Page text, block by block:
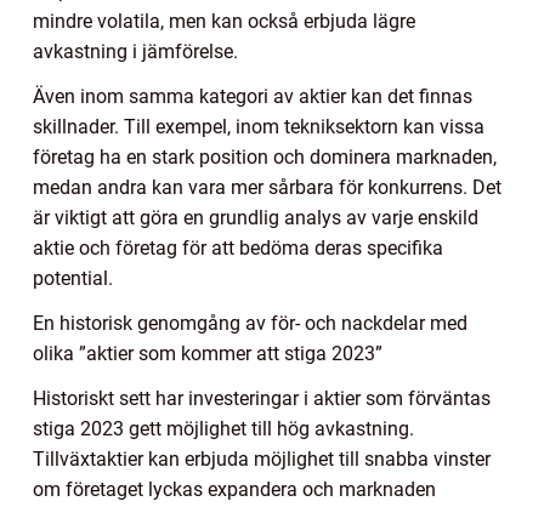
mindre volatila, men kan också erbjuda lägre
avkastning i jämförelse.
Även inom samma kategori av aktier kan det finnas
skillnader. Till exempel, inom tekniksektorn kan vissa
företag ha en stark position och dominera marknaden,
medan andra kan vara mer sårbara för konkurrens. Det
är viktigt att göra en grundlig analys av varje enskild
aktie och företag för att bedöma deras specifika
potential.
En historisk genomgång av för- och nackdelar med
olika ”aktier som kommer att stiga 2023”
Historiskt sett har investeringar i aktier som förväntas
stiga 2023 gett möjlighet till hög avkastning.
Tillväxtaktier kan erbjuda möjlighet till snabba vinster
om företaget lyckas expandera och marknaden